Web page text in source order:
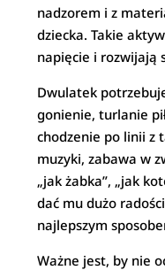
nadzorem i z
dziecka. Takie
napięcie i rozwijają
Dwulatek
gonienie, turlanie
chodzenie po linii z
muzyki, zabawa w
„jak żabka”, „jak
dać mu dużo
najlepszym
Ważne jest, by nie